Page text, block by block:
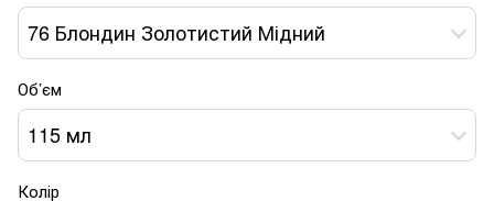
76 Блондин Золотистий Мідний
Об’єм
115 мл
Колір